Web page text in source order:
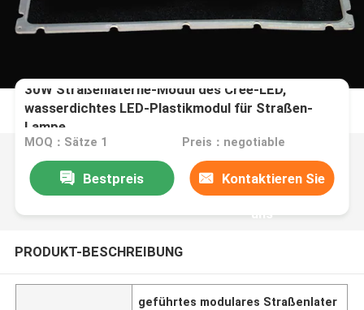
30W Straßenlaterne-Modul des Cree-LED,
wasserdichtes LED-Plastikmodul für Straßen-
Lampe
MOQ：Sätze 1 Preis：negotiable
Bestpreis Kontaktieren Sie
uns
PRODUKT-BESCHREIBUNG
geführtes modulares Straßenlater